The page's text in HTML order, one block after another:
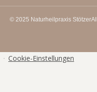
© 2025 Naturheilpraxis Stötzer
· Cookie-Einstellungen